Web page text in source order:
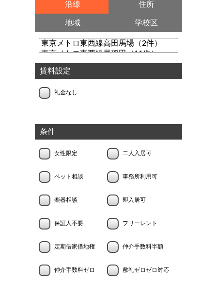
沿線 住所
地域 学校区
賃料設定
礼金なし
条件
女性限定 二人入居可
ペット相談 事務所利用可
楽器相談 即入居可
保証人不要 フリーレント
定期借家借地権 仲介手数料半額
仲介手数料ゼロ 敷礼ゼロゼロ対応